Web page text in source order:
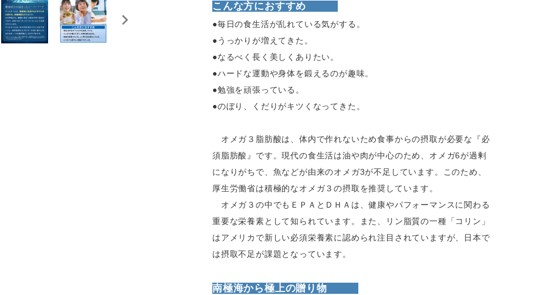
こんな方におすすめ
●毎日の食生活が乱れている気がする。
●うっかりが増えてきた。
●なるべく長く美しくありたい。
●ハードな運動や身体を鍛えるのが趣味。
●勉強を頑張っている。
●のぼり、くだりがキツくなってきた。
オメガ３脂肪酸は、体内で作れないため食事からの摂取が必要な『必
須脂肪酸』です。現代の食生活は油や肉が中心のため、オメガ6が過剰
になりがちで、魚などが由来のオメガ3が不足しています。このため、
厚生労働省は積極的なオメガ３の摂取を推奨しています。
オメガ３の中でもＥＰＡとＤＨＡは、健康やパフォーマンスに関わる
重要な栄養素として知られています。また、リン脂質の一種「コリン」
はアメリカで新しい必須栄養素に認められ注目されていますが、日本で
は摂取不足が課題となっています。
南極海から極上の贈り物